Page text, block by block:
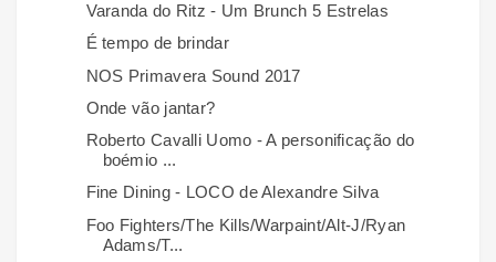
Varanda do Ritz - Um Brunch 5 Estrelas
É tempo de brindar
NOS Primavera Sound 2017
Onde vão jantar?
Roberto Cavalli Uomo - A personificação do
boémio ...
Fine Dining - LOCO de Alexandre Silva
Foo Fighters/The Kills/Warpaint/Alt-J/Ryan
Adams/T...